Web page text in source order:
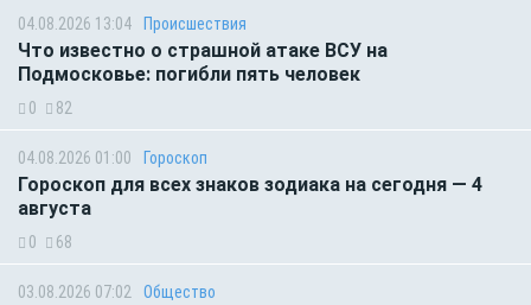
04.08.2026 13:04 Происшествия
Что известно о страшной атаке ВСУ на
Подмосковье: погибли пять человек
0 82
04.08.2026 01:00 Гороскоп
Гороскоп для всех знаков зодиака на сегодня — 4
августа
0 68
03.08.2026 07:02 Общество